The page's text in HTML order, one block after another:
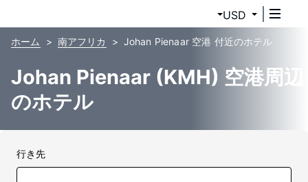
USD
ホーム 南アフリカ Johan Pienaar 空港 付近のホテル
Johan Pienaar (KMH) 空港周辺
のホテル
行き先